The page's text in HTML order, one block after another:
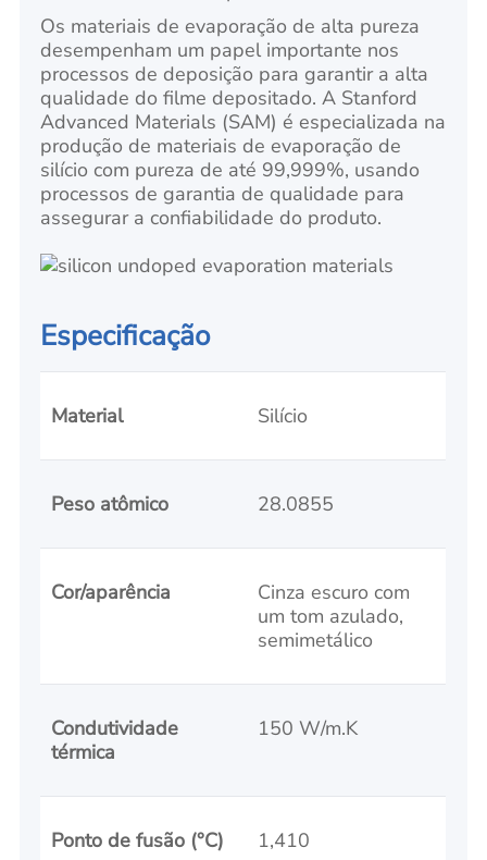
Os materiais de evaporação de alta pureza
desempenham um papel importante nos
processos de deposição para garantir a alta
qualidade do filme depositado. A Stanford
Advanced Materials (SAM) é especializada na
produção de materiais de evaporação de
silício com pureza de até 99,999%, usando
processos de garantia de qualidade para
assegurar a confiabilidade do produto.
Especificação
Material Silício
Peso atômico 28.0855
Cor/aparência
Cinza escuro com
um tom azulado,
semimetálico
Condutividade
térmica
150 W/m.K
Ponto de fusão (°C) 1,410